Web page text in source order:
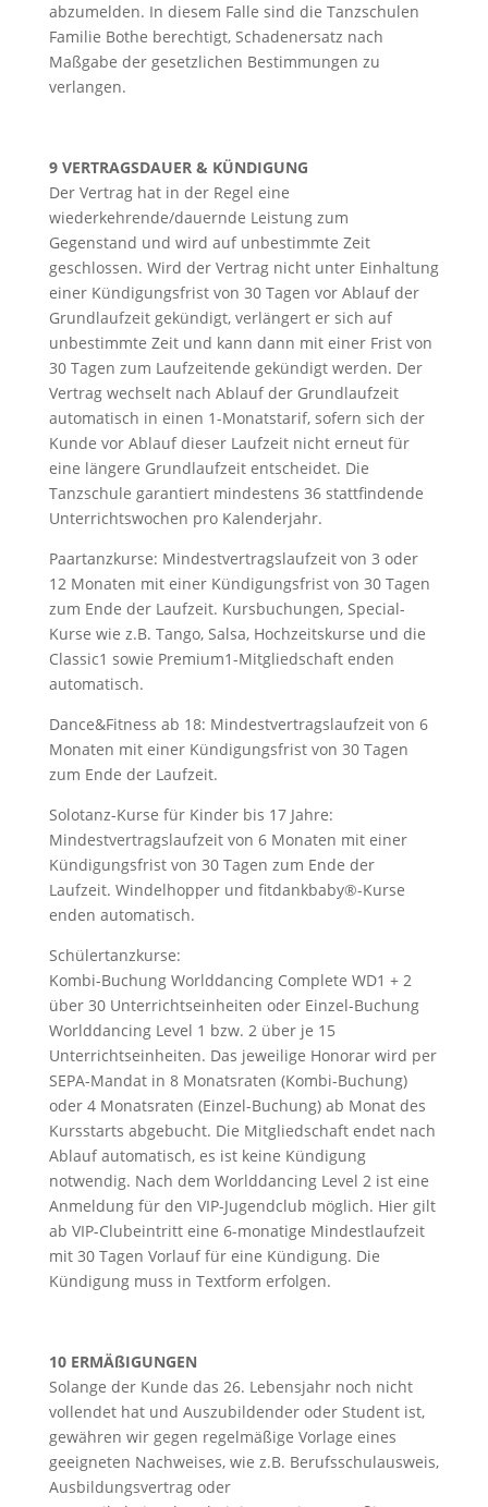
abzumelden. In diesem Falle sind die Tanzschulen
Familie Bothe berechtigt, Schadenersatz nach
Maßgabe der gesetzlichen Bestimmungen zu
verlangen.
9 VERTRAGSDAUER & KÜNDIGUNG
Der Vertrag hat in der Regel eine
wiederkehrende/dauernde Leistung zum
Gegenstand und wird auf unbestimmte Zeit
geschlossen. Wird der Vertrag nicht unter Einhaltung
einer Kündigungsfrist von 30 Tagen vor Ablauf der
Grundlaufzeit gekündigt, verlängert er sich auf
unbestimmte Zeit und kann dann mit einer Frist von
30 Tagen zum Laufzeitende gekündigt werden. Der
Vertrag wechselt nach Ablauf der Grundlaufzeit
automatisch in einen 1-Monatstarif, sofern sich der
Kunde vor Ablauf dieser Laufzeit nicht erneut für
eine längere Grundlaufzeit entscheidet. Die
Tanzschule garantiert mindestens 36 stattfindende
Unterrichtswochen pro Kalenderjahr.
Paartanzkurse: Mindestvertragslaufzeit von 3 oder
12 Monaten mit einer Kündigungsfrist von 30 Tagen
zum Ende der Laufzeit. Kursbuchungen, Special-
Kurse wie z.B. Tango, Salsa, Hochzeitskurse und die
Classic1 sowie Premium1-Mitgliedschaft enden
automatisch.
Dance&Fitness ab 18: Mindestvertragslaufzeit von 6
Monaten mit einer Kündigungsfrist von 30 Tagen
zum Ende der Laufzeit.
Solotanz-Kurse für Kinder bis 17 Jahre:
Mindestvertragslaufzeit von 6 Monaten mit einer
Kündigungsfrist von 30 Tagen zum Ende der
Laufzeit. Windelhopper und fitdankbaby®-Kurse
enden automatisch.
Schülertanzkurse:
Kombi-Buchung Worlddancing Complete WD1 + 2
über 30 Unterrichtseinheiten oder Einzel-Buchung
Worlddancing Level 1 bzw. 2 über je 15
Unterrichtseinheiten. Das jeweilige Honorar wird per
SEPA-Mandat in 8 Monatsraten (Kombi-Buchung)
oder 4 Monatsraten (Einzel-Buchung) ab Monat des
Kursstarts abgebucht. Die Mitgliedschaft endet nach
Ablauf automatisch, es ist keine Kündigung
notwendig. Nach dem Worlddancing Level 2 ist eine
Anmeldung für den VIP-Jugendclub möglich. Hier gilt
ab VIP-Clubeintritt eine 6-monatige Mindestlaufzeit
mit 30 Tagen Vorlauf für eine Kündigung. Die
Kündigung muss in Textform erfolgen.
10 ERMÄßIGUNGEN
Solange der Kunde das 26. Lebensjahr noch nicht
vollendet hat und Auszubildender oder Student ist,
gewähren wir gegen regelmäßige Vorlage eines
geeigneten Nachweises, wie z.B. Berufsschulausweis,
Ausbildungsvertrag oder